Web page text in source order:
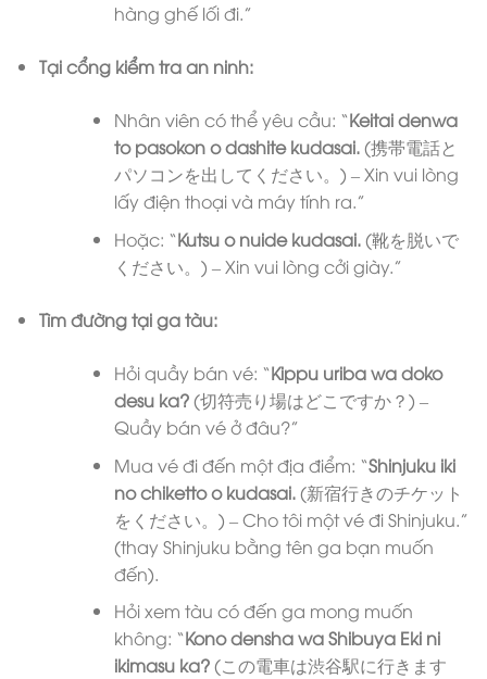
hàng ghế lối đi.”
Tại cổng kiểm tra an ninh:
Nhân viên có thể yêu cầu: “Keitai denwa
to pasokon o dashite kudasai.(携帯電話と
パソコンを出してください。) – Xin vui lòng
lấy điện thoại và máy tính ra.”
Hoặc: “Kutsu o nuide kudasai.(靴を脱いで
ください。) – Xin vui lòng cởi giày.”
Tìm đường tại ga tàu:
Hỏi quầy bán vé: “Kippu uriba wa doko
desu ka?(切符売り場はどこですか？) –
Quầy bán vé ở đâu?”
Mua vé đi đến một địa điểm: “Shinjuku iki
no chiketto o kudasai.(新宿行きのチケット
をください。) – Cho tôi một vé đi Shinjuku.”
(thay Shinjuku bằng tên ga bạn muốn
đến).
Hỏi xem tàu có đến ga mong muốn
không: “Kono densha wa Shibuya Eki ni
ikimasu ka?(この電車は渋谷駅に行きます